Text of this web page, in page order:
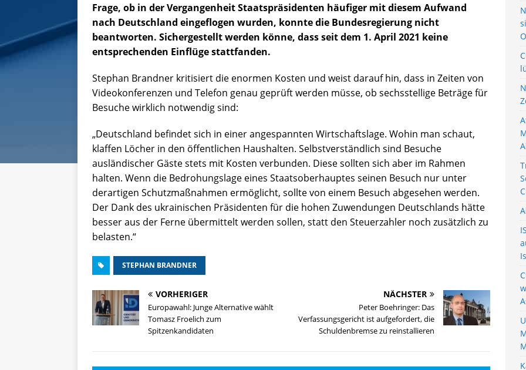
Frage, ob in der Vergangenheit Staatspräsidenten häufiger mit diesem Aufwand
nach Deutschland eingeflogen wurden, konnte die Bundesregierung nicht
beantworten. Sichergestellt werden könne, dass seit dem 1. April 2021 keine
entsprechenden Einflüge stattfanden.
Stephan Brandner kritisiert die enormen Kosten und weist darauf hin, dass in Zeiten von
Videokonferenzen und Telefon genau geprüft werden müsse, ob sechsstellige Beträge für
Besuche wirklich notwendig sind:
„Deutschland befindet sich in einer angespannten Wirtschaftslage. Wohin man schaut,
klaffen Löcher in den öffentlichen Haushalten. Selbstverständlich sind Besuche
ausländischer Gäste stets mit Kosten verbunden. Diese sollten sich aber im Rahmen
halten. Wenn die Bedrohungslage eines Staatsoberhauptes seinen Besuch nur unter
derartigen Schutzmaßnahmen ermöglicht, sollte von einem Besuch abgesehen werden.
Der Dank des ukrainischen Präsidenten für die hohen Zuwendungen Deutschlands hätte
besser aus der Ferne übermittelt werden sollen, statt den Steuerzahler noch zusätzlich zu
belasten.“
STEPHAN BRANDNER
VORHERIGER
Europawahl: Junge Alternative wählt
Tomasz Froelich zum
Spitzenkandidaten
NÄCHSTER
Peter Boehringer: Das
Verfassungsgericht ist aufgefordert, die
Schuldenbremse zu reinstallieren